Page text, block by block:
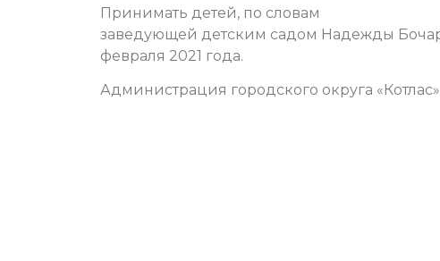
Принимать детей, по словам
заведующей детским садом Надежды
февраля 2021 года.
Администрация городского округа «Котлас»